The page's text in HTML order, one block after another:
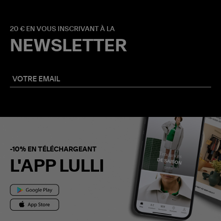
20 € EN VOUS INSCRIVANT À LA
NEWSLETTER
-10% EN TÉLÉCHARGEANT
L'APP LULLI